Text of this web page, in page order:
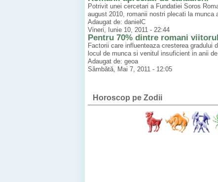
Potrivit unei cercetari a Fundatiei Soros
august 2010, romanii nostri plecati la munca
Adaugat de: danielC
Vineri, Iunie 10, 2011 - 22:44
Pentru 70% dintre romani
Factorii care influenteaza cresterea gradului
locul de munca si venitul insuficient in anii
Adaugat de: geoa
Sâmbătă, Mai 7, 2011 - 12:05
Horoscop pe Zodii